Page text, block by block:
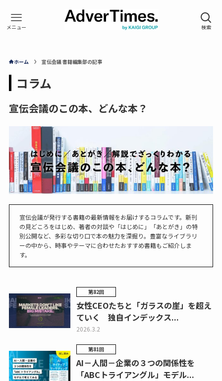
ホーム 宣伝会議 書籍編集部の記事
コラム
宣伝会議のこの本、どんな本？
宣伝会議が発行する書籍の最新情報をお届けするコラムです。新刊
の見どころをはじめ、著者の対談や「はじめに」「あとがき」の特
別公開など、多彩な切り口で本の魅力を深掘り。豊富なライブラリ
ーの中から、時事やテーマに合わせたおすすめ書籍もご紹介しま
す。
第82回
女性CEOたちと「ガラスの崖」を超え
ていく 独自インデックス...
2026.3.2
第81回
AI－人間－企業の３つの関係性を
「ABCトライアングル」モデル...